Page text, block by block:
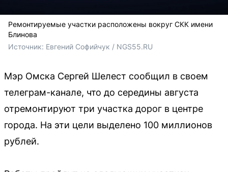
Ремонтируемые участки расположены вокруг СКК имени
Блинова
Источник: Евгений Софийчук / NGS55.RU
Мэр Омска Сергей Шелест сообщил в своем
телеграм-канале, что до середины августа
отремонтируют три участка дорог в центре
города. На эти цели выделено 100 миллионов
рублей.